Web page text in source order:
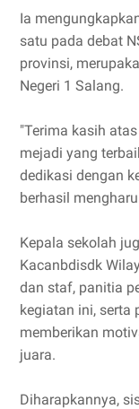
Ia
satu pada debat
provinsi,
Negeri 1 Salang.
"Terima kasih
mejadi yang
dedikasi dengan
berhasil
Kepala sekolah
Kacanbdisdk
dan staf, panitia
kegiatan ini, serta
memberikan
juara.
Diharapkannya,